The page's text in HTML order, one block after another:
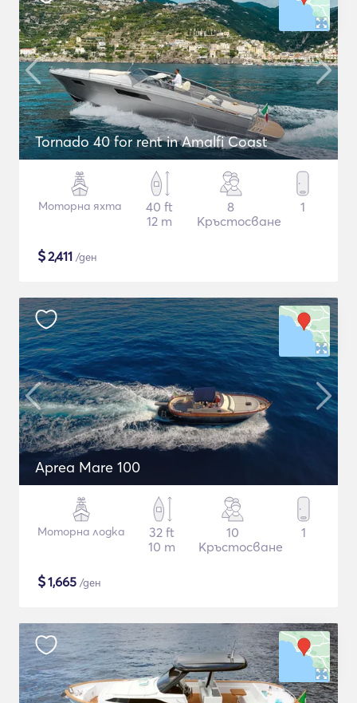
Tornado 40 for rent in Amalfi Coast
Моторна яхта
40 ft
12 m
8
Кръстосване
1
$2,411 /ден
Aprea Mare 100
Моторна лодка
32 ft
10 m
10
Кръстосване
1
$1,665 /ден